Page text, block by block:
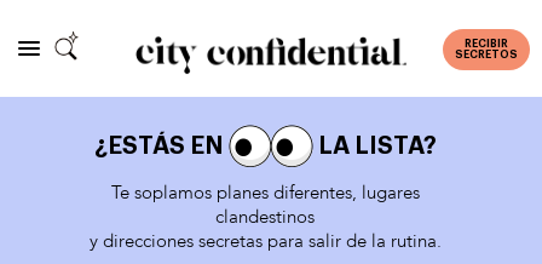
RECIBIR
SECRETOS
¿ESTÁS EN
LA LISTA?
Te soplamos planes diferentes, lugares
clandestinos
y direcciones secretas para salir de la rutina.